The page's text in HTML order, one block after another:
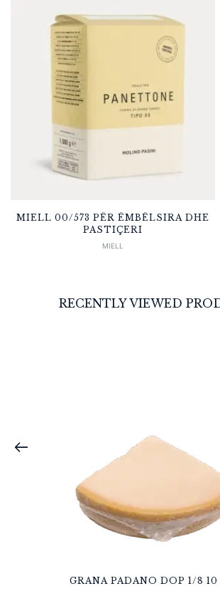
MIELL 00/573 PËR ËMBËLSIRA DHE
PASTIÇERI
MIELL
RECENTLY VIEWED
GRANA PADANO DOP 1/8 10